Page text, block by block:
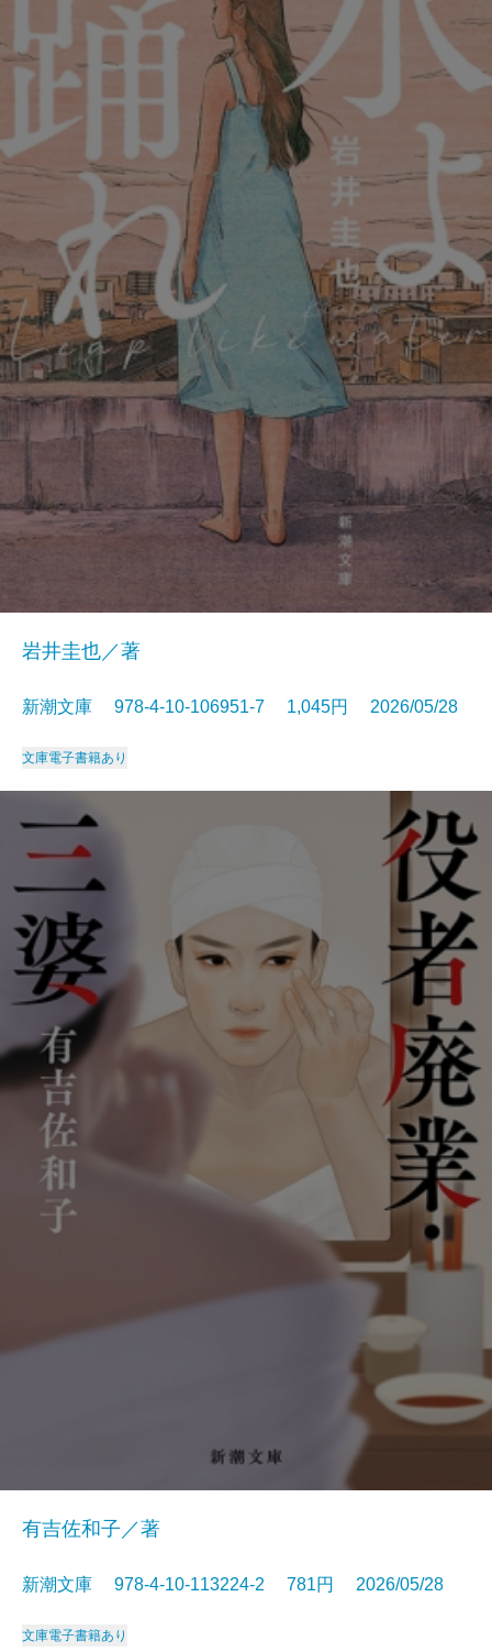
岩井圭也／著
新潮文庫 978-4-10-106951-7 1,045円 2026/05/28
文庫電子書籍あり
有吉佐和子／著
新潮文庫 978-4-10-113224-2 781円 2026/05/28
文庫電子書籍あり